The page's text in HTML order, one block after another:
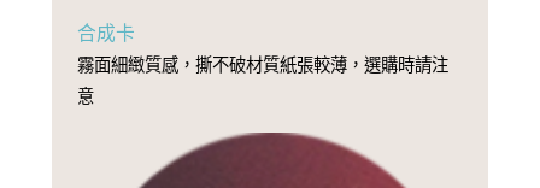
合成卡
霧面細緻質感，撕不破材質紙張較薄，選購時請注
意